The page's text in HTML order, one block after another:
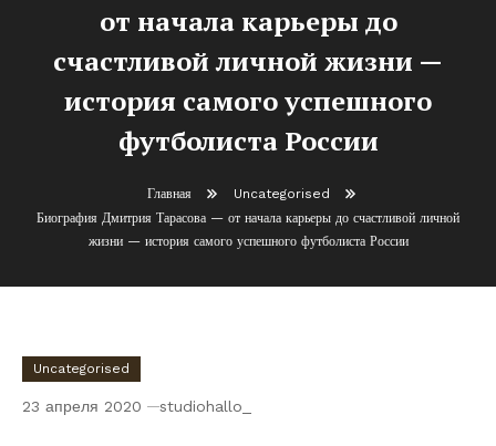
от начала карьеры до
счастливой личной жизни —
история самого успешного
футболиста России
Главная
Uncategorised
Биография Дмитрия Тарасова — от начала карьеры до счастливой личной
жизни — история самого успешного футболиста России
Uncategorised
23 апреля 2020 studiohallo_